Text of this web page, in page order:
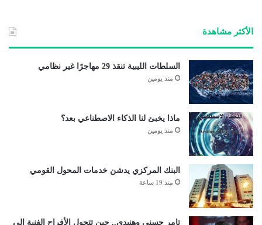
الأكثر مشاهدة
السلطات الليبية تنقذ 29 مهاجرًا غير نظامي
منذ يومين
ماذا يخبئ لنا الذكاء الاصطناعي بعد؟
منذ يومين
البنك المركزي يدشن خدمات المحول القومي
منذ 19 ساعة
تامر حسني وهنيدي.. حين تتحول الأفراح الفنية إلى